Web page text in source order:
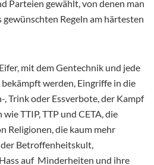
Parteien gewählt, von denen man
gewünschten Regeln am härtesten
mit dem Gentechnik und jede
werden, Eingriffe in die
, Trink oder Essverbote, der Kampf
TTIP, TTP und CETA, die
Religionen, die kaum mehr
Betroffenheitskult,
auf Minderheiten und ihre